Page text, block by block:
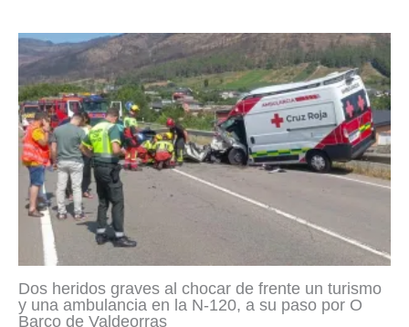
Dos heridos graves al chocar de frente un turismo
y una ambulancia en la N-120, a su paso por O
Barco de Valdeorras